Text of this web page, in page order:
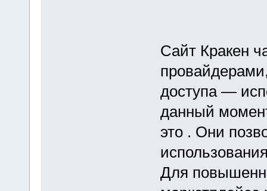
Сайт Кракен
доступа —
данный
это . Они
Для